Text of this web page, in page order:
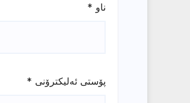
ناو *
پۆستی ئەلیکترۆنی *